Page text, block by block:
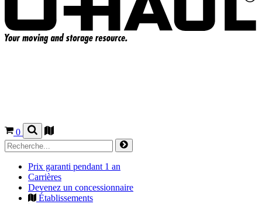
0
Prix garanti pendant 1 an
Carrières
Devenez un concessionnaire
Établissements